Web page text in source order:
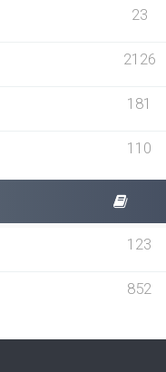
23
2126
181
110
123
852